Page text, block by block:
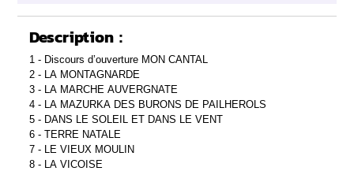
Description :
1 - Discours d’ouverture MON CANTAL
2 - LA MONTAGNARDE
3 - LA MARCHE AUVERGNATE
4 - LA MAZURKA DES BURONS DE PAILHEROLS
5 - DANS LE SOLEIL ET DANS LE VENT
6 - TERRE NATALE
7 - LE VIEUX MOULIN
8 - LA VICOISE